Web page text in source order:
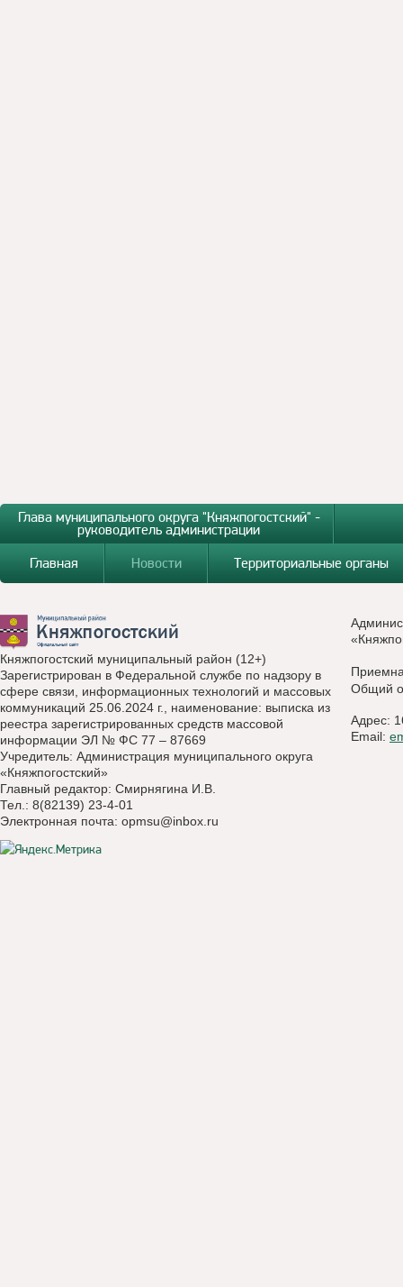
Глава муниципального округа "Княжпогостский" -
руководитель администрации
Главная
Новости Территориальные органы
Княжпогостский муниципальный район (12+)
Зарегистрирован в Федеральной службе по надзору в
сфере связи, информационных технологий и массовых
коммуникаций 25.06.2024 г., наименование: выписка из
реестра зарегистрированных средств массовой
информации ЭЛ № ФС 77 – 87669
Учредитель: Администрация муниципального округа
«Княжпогостский»
Главный редактор: Смирнягина И.В.
Тел.: 8(82139) 23-4-01
Электронная почта: opmsu@inbox.ru
Общий
Адрес:
Email: